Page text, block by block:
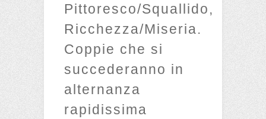
Pittoresco/Squallido,
Ricchezza/Miseria.
Coppie che si
succederanno in
alternanza
rapidissima